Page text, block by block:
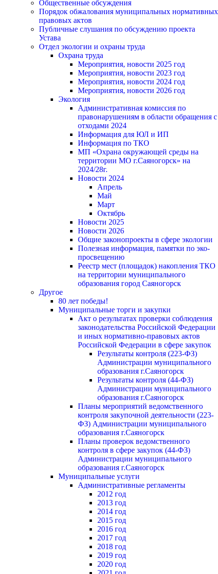
Общественные обсуждения
Порядок обжалования муниципальных нормативных
правовых актов
Публичные слушания по обсуждению проекта
Устава
Отдел экологии и охраны труда
Охрана труда
Мероприятия, новости 2025 год
Мероприятия, новости 2023 год
Мероприятия, новости 2024 год
Мероприятия, новости 2026 год
Экология
Административная комиссия по
правонарушениям в области обращения с
отходами 2024
Информация для ЮЛ и ИП
Информация по ТКО
МП «Охрана окружающей среды на
территории МО г.Саяногорск» на
2024/28г.
Новости 2024
Апрель
Май
Март
Октябрь
Новости 2025
Новости 2026
Общие законопроекты в сфере экологии
Полезная информация, памятки по эко-
просвещению
Реестр мест (площадок) накопления ТКО
на территории муниципального
образования город Саяногорск
Другое
80 лет победы!
Муниципальные торги и закупки
Акт о результатах проверки соблюдения
законодательства Российской Федерации
и иных нормативно-правовых актов
Российской Федерации в сфере закупок
Результаты контроля (223-ФЗ)
Администрации муниципального
образования г.Саяногорск
Результаты контроля (44-ФЗ)
Администрации муниципального
образования г.Саяногорск
Планы мероприятий ведомственного
контроля закупочной деятельности (223-
ФЗ) Администрации муниципального
образования г.Саяногорск
Планы проверок ведомственного
контроля в сфере закупок (44-ФЗ)
Администрации муниципального
образования г.Саяногорск
Муниципальные услуги
Административные регламенты
2012 год
2013 год
2014 год
2015 год
2016 год
2017 год
2018 год
2019 год
2020 год